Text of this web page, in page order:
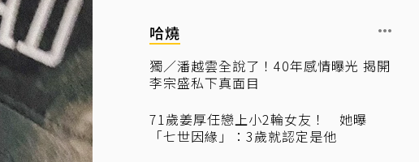
哈燒
獨／潘越雲全說了！40年感情曝光 揭開
李宗盛私下真面目
71歲姜厚任戀上小2輪女友！ 她曝
「七世因緣」：3歲就認定是他